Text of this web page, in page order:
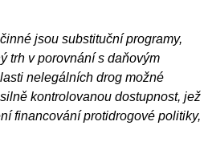
jsou substituční programy,
trh v porovnání s daňovým
nelegálních drog možné
kontrolovanou dostupnost, jež
financování protidrogové politiky,